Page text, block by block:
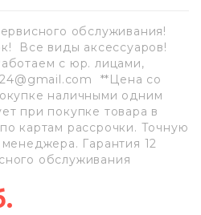
обслуживания!
Все виды аксессуаров!
с юр. лицами,
**Цена со
наличными одним
при покупке товара в
картам рассрочки. Точную
Гарантия 12
обслуживания